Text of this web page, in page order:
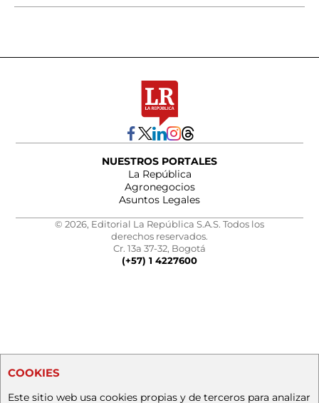
NUESTROS PORTALES
La República
Agronegocios
Asuntos Legales
© 2026, Editorial La República S.A.S. Todos los
derechos reservados.
Cr. 13a 37-32, Bogotá
(+57) 1 4227600
COOKIES
Este sitio web usa cookies propias y de terceros para analizar